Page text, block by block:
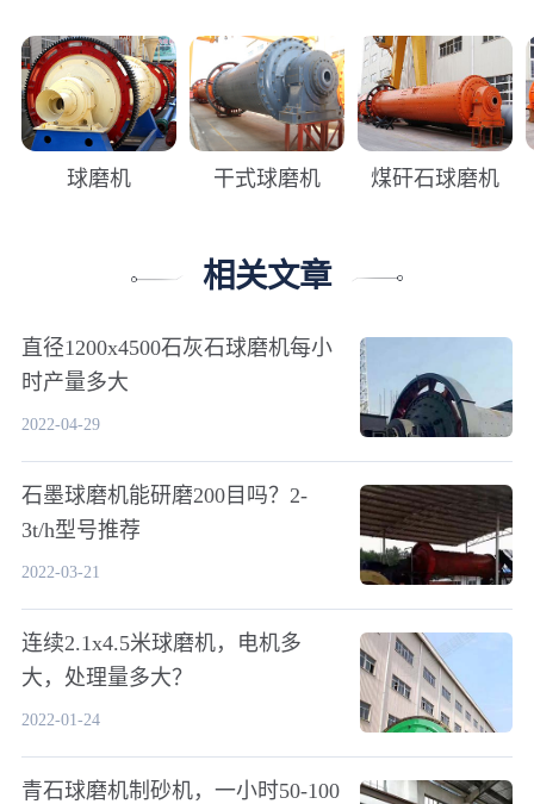
球磨机 干式球磨机 煤矸石球磨机
相关文章
直径1200x4500石灰石球磨机每小
时产量多大
2022-04-29
石墨球磨机能研磨200目吗？2-
3t/h型号推荐
2022-03-21
连续2.1x4.5米球磨机，电机多
大，处理量多大？
2022-01-24
青石球磨机制砂机，一小时50-100